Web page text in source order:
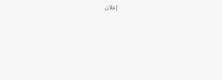
إعلان